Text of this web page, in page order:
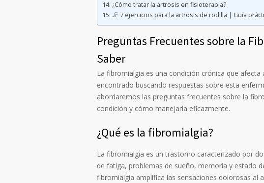
¿Cómo tratar la artrosis en fisioterapia?
🦵 7 ejercicios para la artrosis de rodilla | Guía
Preguntas Frecuentes sobre la
Saber
La fibromialgia es una condición crónica que
encontrado buscando respuestas sobre esta
abordaremos las preguntas frecuentes sobre la
condición y cómo manejarla eficazmente.
¿Qué es la fibromialgia?
La fibromialgia es un trastorno caracterizado por
de fatiga, problemas de sueño, memoria y estado
fibromialgia amplifica las sensaciones dolorosas al